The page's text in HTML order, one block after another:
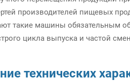
производителей пищевых
такие машины обязательным
цикла выпуска и частой
технических